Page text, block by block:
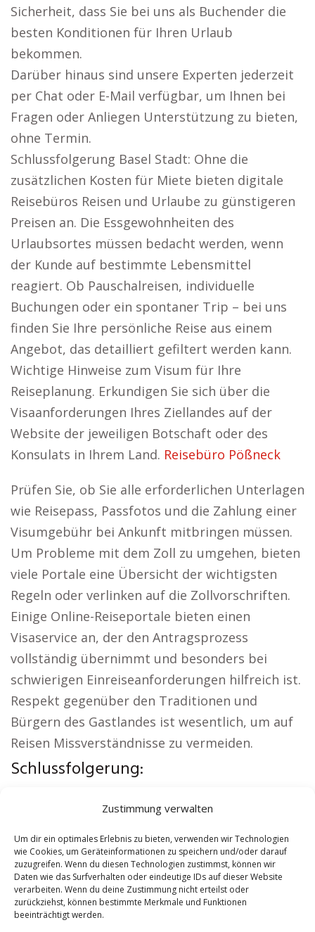
Zustimmung verwalten
Um dir ein optimales Erlebnis zu bieten, verwenden wir Technologien
wie Cookies, um Geräteinformationen zu speichern und/oder darauf
zuzugreifen. Wenn du diesen Technologien zustimmst, können wir
Daten wie das Surfverhalten oder eindeutige IDs auf dieser Website
verarbeiten. Wenn du deine Zustimmung nicht erteilst oder
zurückziehst, können bestimmte Merkmale und Funktionen
beeinträchtigt werden.
Sicherheit, dass Sie bei uns als Buchender die
besten Konditionen für Ihren Urlaub
bekommen.
Darüber hinaus sind unsere Experten jederzeit
per Chat oder E-Mail verfügbar, um Ihnen bei
Fragen oder Anliegen Unterstützung zu bieten,
ohne Termin.
Schlussfolgerung Basel Stadt: Ohne die
zusätzlichen Kosten für Miete bieten digitale
Reisebüros Reisen und Urlaube zu günstigeren
Preisen an. Die Essgewohnheiten des
Urlaubsortes müssen bedacht werden, wenn
der Kunde auf bestimmte Lebensmittel
reagiert. Ob Pauschalreisen, individuelle
Buchungen oder ein spontaner Trip – bei uns
finden Sie Ihre persönliche Reise aus einem
Angebot, das detailliert gefiltert werden kann.
Wichtige Hinweise zum Visum für Ihre
Reiseplanung. Erkundigen Sie sich über die
Visaanforderungen Ihres Ziellandes auf der
Website der jeweiligen Botschaft oder des
Konsulats in Ihrem Land. Reisebüro Pößneck
Prüfen Sie, ob Sie alle erforderlichen Unterlagen
wie Reisepass, Passfotos und die Zahlung einer
Visumgebühr bei Ankunft mitbringen müssen.
Um Probleme mit dem Zoll zu umgehen, bieten
viele Portale eine Übersicht der wichtigsten
Regeln oder verlinken auf die Zollvorschriften.
Einige Online-Reiseportale bieten einen
Visaservice an, der den Antragsprozess
vollständig übernimmt und besonders bei
schwierigen Einreiseanforderungen hilfreich ist.
Respekt gegenüber den Traditionen und
Bürgern des Gastlandes ist wesentlich, um auf
Reisen Missverständnisse zu vermeiden.
Schlussfolgerung:
Wohnung mieten Basel Stadt|Kirche Basel
Stadt| Reisebüro Basel Stadt|Versicherung
Basel Stadt|Hauskauf Basel Stadt
Contents [show]